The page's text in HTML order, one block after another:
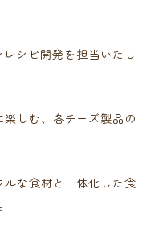
シピ開発を担当いたし
しむ、各チーズ製品の
な食材と一体化した食